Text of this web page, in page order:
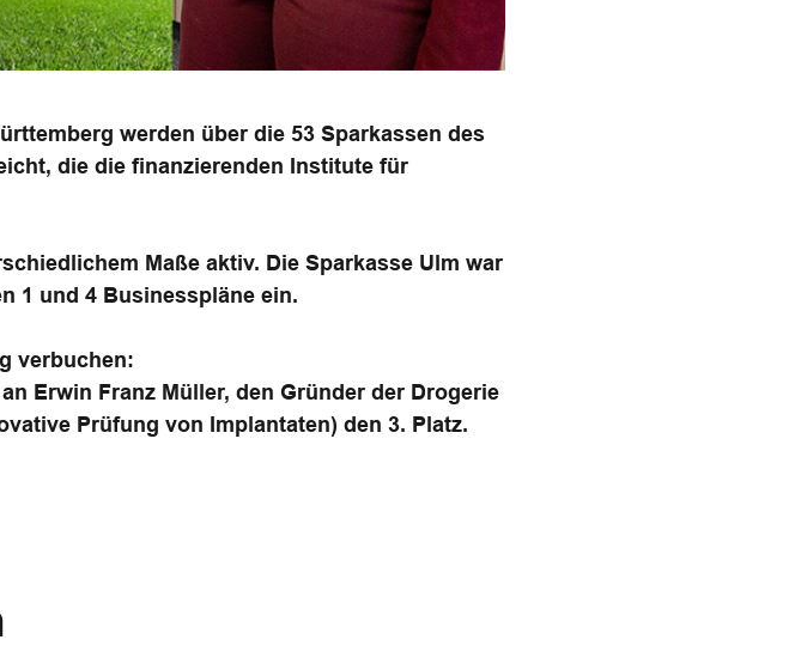
werden über die 53 Sparkassen des
die die finanzierenden Institute für
Maße aktiv. Die Sparkasse Ulm war
1 und 4 Businesspläne ein.
verbuchen:
Erwin Franz Müller, den Gründer der Drogerie
Prüfung von Implantaten) den 3. Platz.